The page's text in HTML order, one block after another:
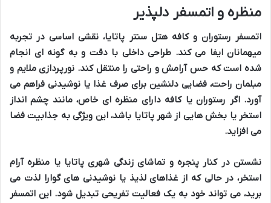
منظره و اتمسفر دلپذیر
اتمسفر رستوران و کافه هتل سنتر پاتایا، نقشی اساسی در تجربه
میهمانان ایفا می کند. طراحی داخلی با دقت و به گونه ای انجام
شده است که حس آرامشو راحتیرا منتقل کند. نورپردازی ملایم و
مبلمان راحت، فضاییدلنشین برایصرف غذا یا نوشیدنیفراهم می
آورد. اگر رستوران یا کافه دارای منظره ای خاص، مانند چشم انداز
استخر یا بخش هایی ازشهر پاتایا باشد، این ویژگی به جذابیتفضا
می افزاید.
نشستن در کنار پنجره و تماشایزندگی شهری پاتایا یا منظرهآرام
استخر، در حالی که از غذاهای لذیذ یا نوشیدنی های گوارا لذت می
برید، می تواند خود به یک فعالیت تفریحی تبدیل شود. این اتمسفر